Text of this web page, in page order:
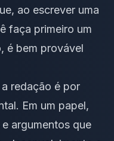
ao escrever uma
faça primeiro um
é bem provável
redação é por
. Em um papel,
argumentos que